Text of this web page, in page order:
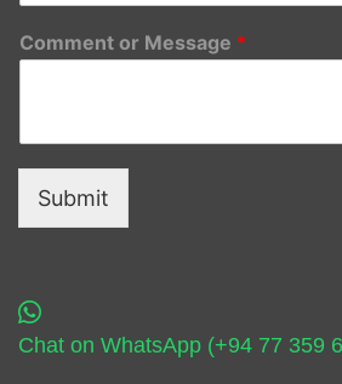
Comment or Message *
Submit
Chat on WhatsApp (+94 77 359